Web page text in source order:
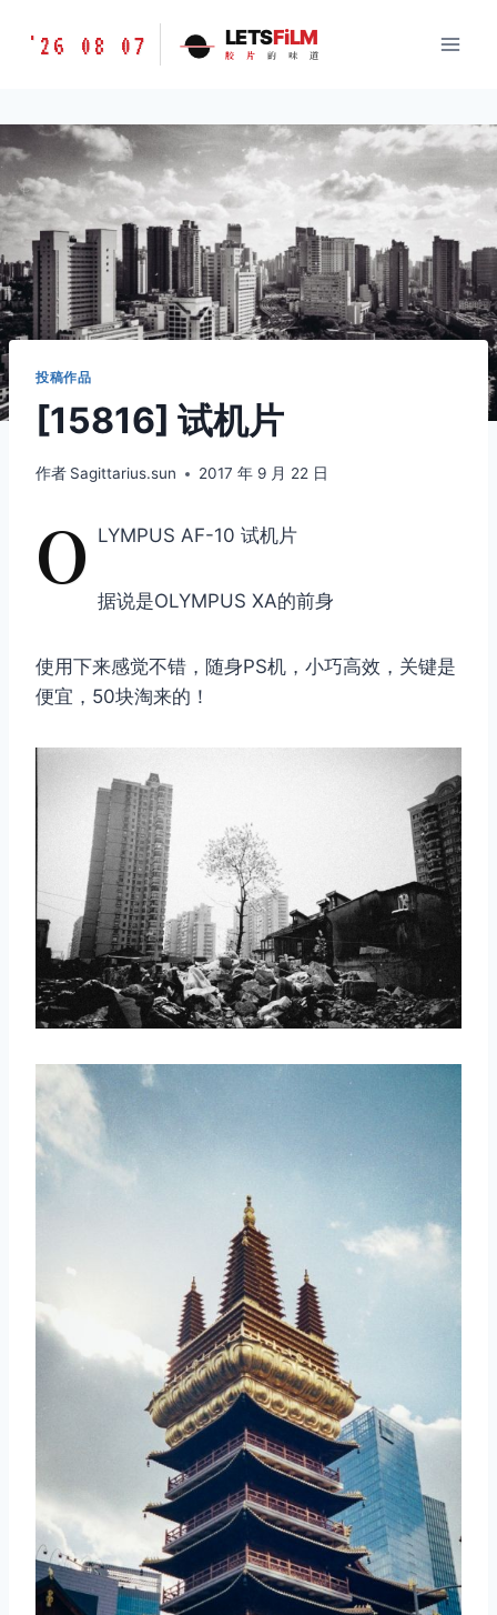
胶
味
道
LETSFILM
'26 08 07 LETSFiLM
胶 片 的 味 道
投稿作品
[15816] 试机片
作者 Sagittarius.sun 2017 年 9 月 22 日
O LYMPUS AF-10 试机片
据说是OLYMPUS XA的前身
使用下来感觉不错，随身PS机，小巧高效，关键是
便宜，50块淘来的！